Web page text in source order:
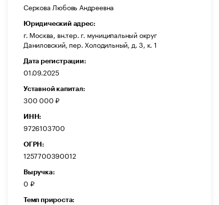
Серкова Любовь Андреевна
Юридический адрес:
г. Москва, вн.тер. г. муниципальный округ
Даниловский, пер. Холодильный, д. 3, к. 1
Дата регистрации:
01.09.2025
Уставной капитал:
300 000 ₽
ИНН:
9726103700
ОГРН:
1257700390012
Выручка:
0 ₽
Темп прироста: